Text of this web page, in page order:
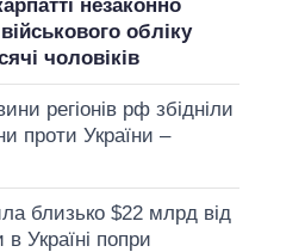
незаконно
обліку
чоловіків
регіонів рф збідніли
проти України –
близько $22 млрд від
в Україні попри